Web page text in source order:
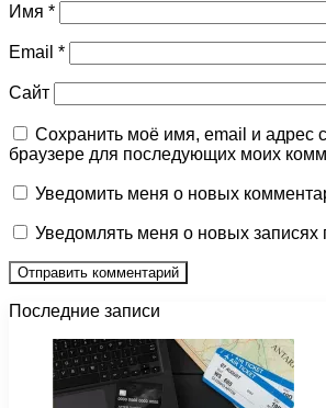
Имя *
Email *
Сайт
Сохранить моё имя, email и адрес
браузере для последующих моих
Уведомить меня о новых
Уведомлять меня о новых записях
Последние записи